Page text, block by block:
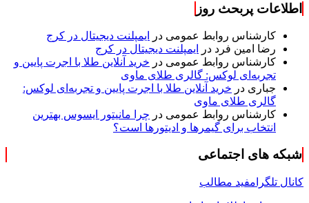
اطلاعات پربحث روز
کارشناس روابط عمومی در
ایمپلنت دیجیتال در کرج
رضا امین فرد در
ایمپلنت دیجیتال در کرج
کارشناس روابط عمومی در خرید آنلاین طلا با اجرت پایین و
تجربه‌ای لوکس: گالری طلای ماوی
جباری در خرید آنلاین طلا با اجرت پایین و تجربه‌ای لوکس:
گالری طلای ماوی
کارشناس روابط عمومی در چرا مانیتور ایسوس بهترین
انتخاب برای گیمرها و ادیتورها است؟
شبکه های اجتماعی
کانال تلگرامفید مطالب